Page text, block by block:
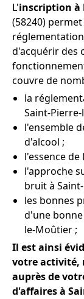
L'inscription
(58240)
d'acquérir des
couvre de
la
Saint-
l'ensemble
d'alcool ;
l'essence
l'approche
bruit à
les bonnes
d'une
le-Moûtier ;
Il est ainsi
votre activité,
auprès de
d'affaires à